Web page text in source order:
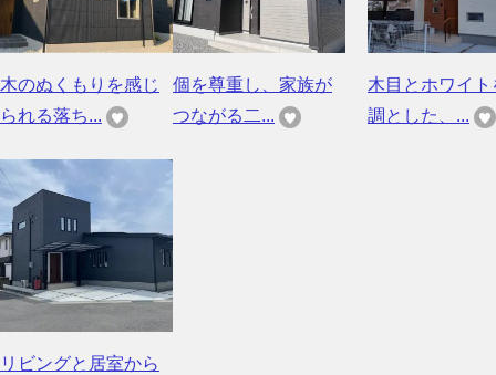
木のぬくもりを感じ
られる落ち...
個を尊重し、家族が
つながる二...
木目とホワイト
調とした、...
リビングと居室から